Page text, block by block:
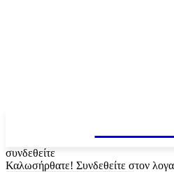
συνδεθείτε
Καλωσήρθατε! Συνδεθείτε στον